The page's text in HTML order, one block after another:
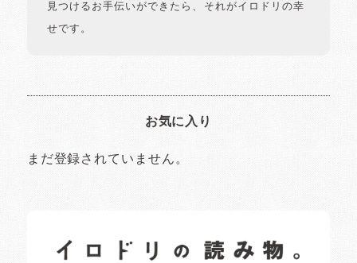
見つけるお手伝いができたら、それがイロドリの幸
せです。
お気に入り
まだ登録されていません。
日常の様子など随時更新中です。